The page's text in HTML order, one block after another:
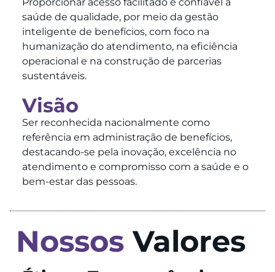
saúde de qualidade, por meio da gestão
inteligente de benefícios, com foco na
humanização do atendimento, na eficiência
operacional e na construção de parcerias
sustentáveis.
Visão
Ser reconhecida nacionalmente como
referência em administração de benefícios,
destacando-se pela inovação, excelência no
atendimento e compromisso com a saúde e o
bem-estar das pessoas.
NossosValores